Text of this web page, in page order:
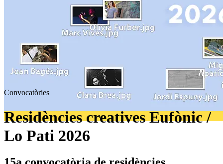
Convocatòries
Residències creatives Eufònic /
Lo Pati 2026